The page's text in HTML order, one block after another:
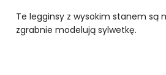
Te legginsy z wysokim stanem są
zgrabnie modelują sylwetkę.